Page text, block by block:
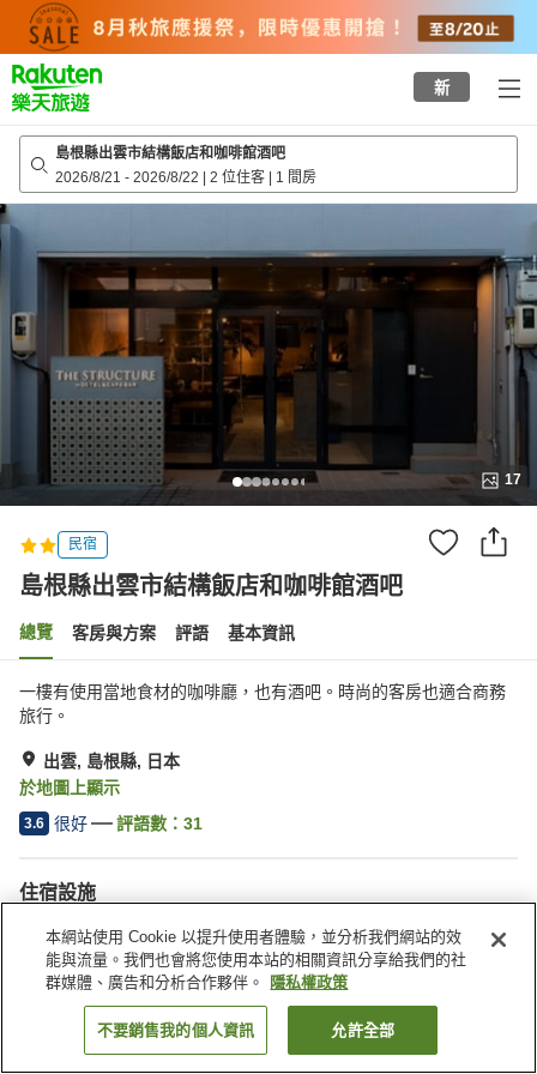
top
page
新
島根縣出雲市結構飯店和咖啡館酒吧
2026/8/21 - 2026/8/22 | 2 位住客 | 1 間房
17
民宿
島根縣出雲市結構飯店和咖啡館酒吧
總覽 客房與方案 評語 基本資訊
一樓有使用當地食材的咖啡廳，也有酒吧。時尚的客房也適合商務
旅行。
出雲, 島根縣, 日本
於地圖上顯示
3.6 很好 評語數： 31
住宿設施
停車場
餐廳
酒吧
找客房
本網站使用 Cookie 以提升使用者體驗，並分析我們網站的效
能與流量。我們也會將您使用本站的相關資訊分享給我們的社
群媒體、廣告和分析合作夥伴。
隱私權政策
不要銷售我的個人資訊 允許全部